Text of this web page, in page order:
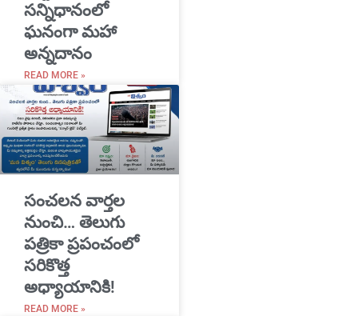
సన్నిధానంలో
ఘనంగా మహా
అన్నదానం
READ MORE »
సంచలన వార్తల
నుంచి… తెలుగు
పత్రికా ప్రపంచంలో
సరికొత్త
అధ్యాయానికి!
READ MORE »